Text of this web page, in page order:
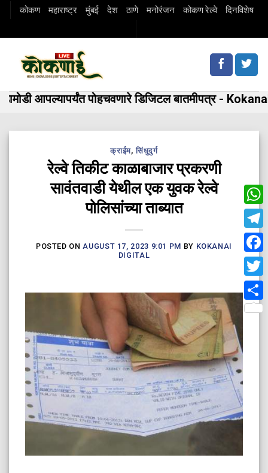
Skipकोकण महाराष्ट्र मुंबई देश ठाणे मनोरंजन कोकण रेल्वे दिनविशेष
आपल्यापर्यंत पोहचवणारे डिजिटल बातमीपत्र - Kokanai
क्राईम,सिंधुदुर्ग
रेल्वे तिकीट काळाबाजार प्रकरणी
सावंतवाडी येथील एक युवक रेल्वे
पोलिसांच्या ताब्यात
POSTED ONAUGUST 17, 2023 9:01 PM BY KOKANAI
DIGITAL